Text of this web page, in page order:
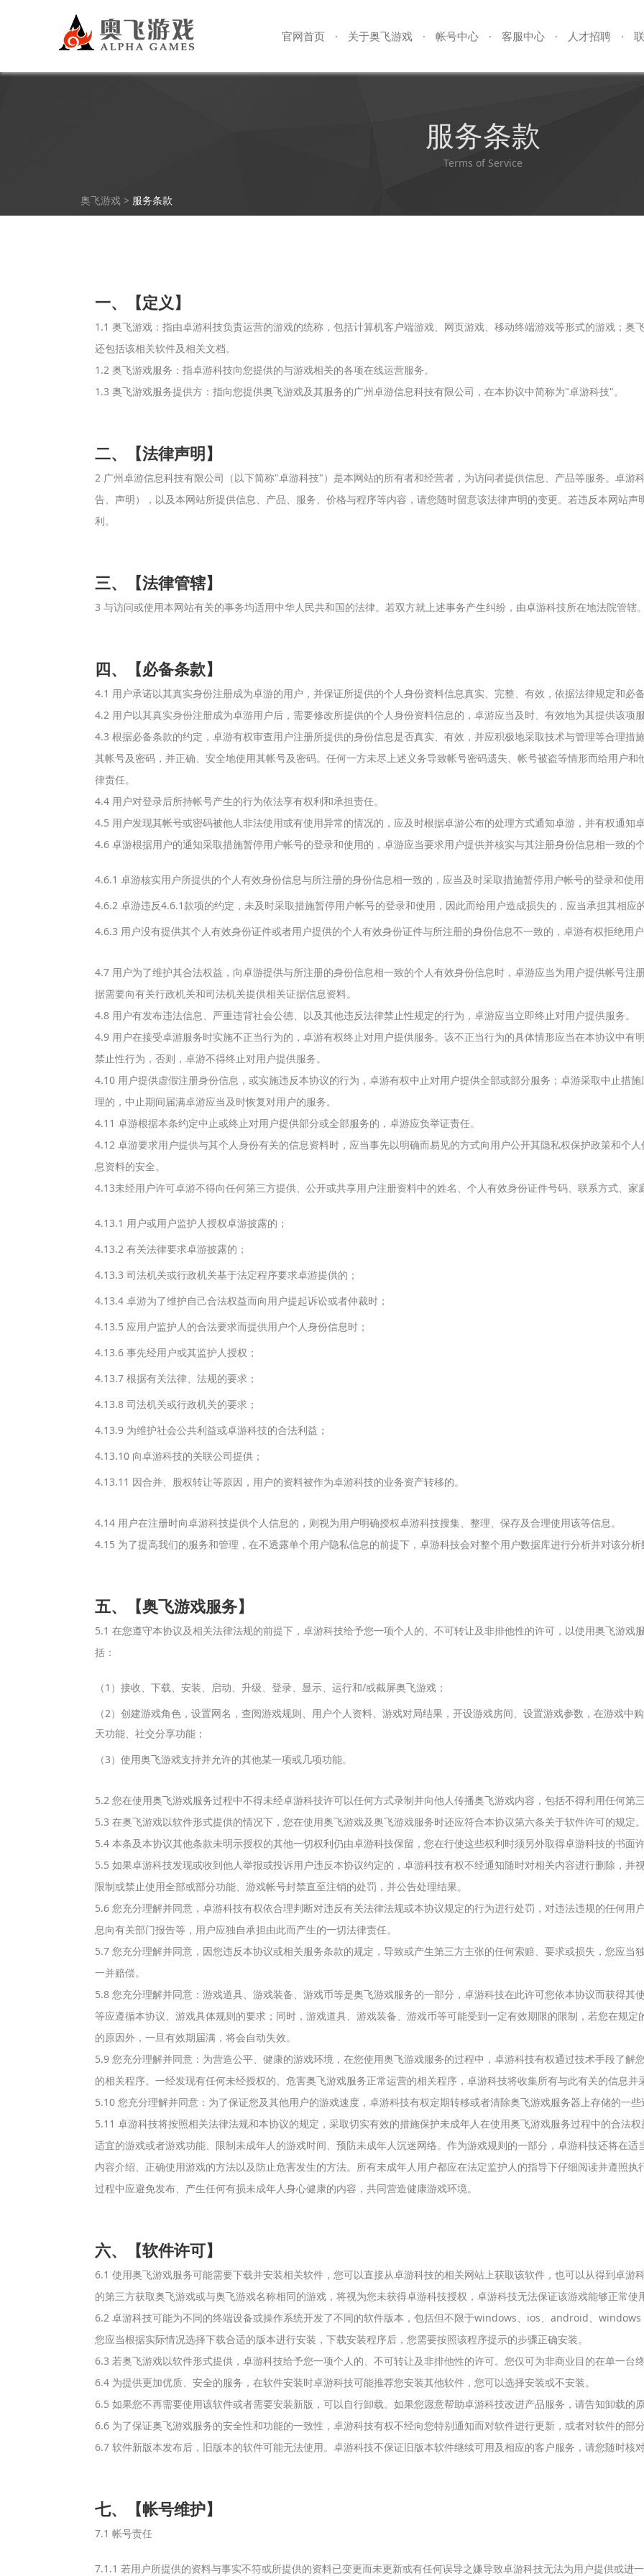
官网首页 · 关于奥飞游戏 · 帐号中心 · 客服中心 · 人才招聘 ·
服务条款
Terms of Service
奥飞游戏 > 服务条款
一、【定义】
1.1 奥飞游戏：指由卓游科技负责运营的游戏的统称，包括计算机客户端游戏、网页游戏、移动终端游戏等形式的游戏；奥
还包括该相关软件及相关文档。
1.2 奥飞游戏服务：指卓游科技向您提供的与游戏相关的各项在线运营服务。
1.3 奥飞游戏服务提供方：指向您提供奥飞游戏及其服务的广州卓游信息科技有限公司，在本协议中简称为"卓游科技"。
二、【法律声明】
2 广州卓游信息科技有限公司（以下简称"卓游科技"）是本网站的所有者和经营者，为访问者提供信息、产品等服务。卓游
告、声明），以及本网站所提供信息、产品、服务、价格与程序等内容，请您随时留意该法律声明的变更。若违反本网站
利。
三、【法律管辖】
3 与访问或使用本网站有关的事务均适用中华人民共和国的法律。若双方就上述事务产生纠纷，由卓游科技所在地法院管辖。
四、【必备条款】
4.1 用户承诺以其真实身份注册成为卓游的用户，并保证所提供的个人身份资料信息真实、完整、有效，依据法律规定和必
4.2 用户以其真实身份注册成为卓游用户后，需要修改所提供的个人身份资料信息的，卓游应当及时、有效地为其提供该项服
4.3 根据必备条款的约定，卓游有权审查用户注册所提供的身份信息是否真实、有效，并应积极地采取技术与管理等合理措
其帐号及密码，并正确、安全地使用其帐号及密码。任何一方未尽上述义务导致帐号密码遗失、帐号被盗等情形而给用户
律责任。
4.4 用户对登录后所持帐号产生的行为依法享有权利和承担责任。
4.5 用户发现其帐号或密码被他人非法使用或有使用异常的情况的，应及时根据卓游公布的处理方式通知卓游，并有权通知
4.6 卓游根据用户的通知采取措施暂停用户帐号的登录和使用的，卓游应当要求用户提供并核实与其注册身份信息相一致的个
4.6.1 卓游核实用户所提供的个人有效身份信息与所注册的身份信息相一致的，应当及时采取措施暂停用户帐号的登录和使用
4.6.2 卓游违反4.6.1款项的约定，未及时采取措施暂停用户帐号的登录和使用，因此而给用户造成损失的，应当承担其相应
4.6.3 用户没有提供其个人有效身份证件或者用户提供的个人有效身份证件与所注册的身份信息不一致的，卓游有权拒绝用户
4.7 用户为了维护其合法权益，向卓游提供与所注册的身份信息相一致的个人有效身份信息时，卓游应当为用户提供帐号注
据需要向有关行政机关和司法机关提供相关证据信息资料。
4.8 用户有发布违法信息、严重违背社会公德、以及其他违反法律禁止性规定的行为，卓游应当立即终止对用户提供服务。
4.9 用户在接受卓游服务时实施不正当行为的，卓游有权终止对用户提供服务。该不正当行为的具体情形应当在本协议中有
禁止性行为，否则，卓游不得终止对用户提供服务。
4.10 用户提供虚假注册身份信息，或实施违反本协议的行为，卓游有权中止对用户提供全部或部分服务；卓游采取中止措
理的，中止期间届满卓游应当及时恢复对用户的服务。
4.11 卓游根据本条约定中止或终止对用户提供部分或全部服务的，卓游应负举证责任。
4.12 卓游要求用户提供与其个人身份有关的信息资料时，应当事先以明确而易见的方式向用户公开其隐私权保护政策和个
息资料的安全。
4.13未经用户许可卓游不得向任何第三方提供、公开或共享用户注册资料中的姓名、个人有效身份证件号码、联系方式、家
4.13.1 用户或用户监护人授权卓游披露的；
4.13.2 有关法律要求卓游披露的；
4.13.3 司法机关或行政机关基于法定程序要求卓游提供的；
4.13.4 卓游为了维护自己合法权益而向用户提起诉讼或者仲裁时；
4.13.5 应用户监护人的合法要求而提供用户个人身份信息时；
4.13.6 事先经用户或其监护人授权；
4.13.7 根据有关法律、法规的要求；
4.13.8 司法机关或行政机关的要求；
4.13.9 为维护社会公共利益或卓游科技的合法利益；
4.13.10 向卓游科技的关联公司提供；
4.13.11 因合并、股权转让等原因，用户的资料被作为卓游科技的业务资产转移的。
4.14 用户在注册时向卓游科技提供个人信息的，则视为用户明确授权卓游科技搜集、整理、保存及合理使用该等信息。
4.15 为了提高我们的服务和管理，在不透露单个用户隐私信息的前提下，卓游科技会对整个用户数据库进行分析并对该分析
五、【奥飞游戏服务】
5.1 在您遵守本协议及相关法律法规的前提下，卓游科技给予您一项个人的、不可转让及非排他性的许可，以使用奥飞游戏
括：
（1）接收、下载、安装、启动、升级、登录、显示、运行和/或截屏奥飞游戏；
（2）创建游戏角色，设置网名，查阅游戏规则、用户个人资料、游戏对局结果，开设游戏房间、设置游戏参数，在游戏中
天功能、社交分享功能；
（3）使用奥飞游戏支持并允许的其他某一项或几项功能。
5.2 您在使用奥飞游戏服务过程中不得未经卓游科技许可以任何方式录制并向他人传播奥飞游戏内容，包括不得利用任何第
5.3 在奥飞游戏以软件形式提供的情况下，您在使用奥飞游戏及奥飞游戏服务时还应符合本协议第六条关于软件许可的规定。
5.4 本条及本协议其他条款未明示授权的其他一切权利仍由卓游科技保留，您在行使这些权利时须另外取得卓游科技的书面许
5.5 如果卓游科技发现或收到他人举报或投诉用户违反本协议约定的，卓游科技有权不经通知随时对相关内容进行删除，并
限制或禁止使用全部或部分功能、游戏帐号封禁直至注销的处罚，并公告处理结果。
5.6 您充分理解并同意，卓游科技有权依合理判断对违反有关法律法规或本协议规定的行为进行处罚，对违法违规的任何用
息向有关部门报告等，用户应独自承担由此而产生的一切法律责任。
5.7 您充分理解并同意，因您违反本协议或相关服务条款的规定，导致或产生第三方主张的任何索赔、要求或损失，您应当
一并赔偿。
5.8 您充分理解并同意：游戏道具、游戏装备、游戏币等是奥飞游戏服务的一部分，卓游科技在此许可您依本协议而获得其
等应遵循本协议、游戏具体规则的要求；同时，游戏道具、游戏装备、游戏币等可能受到一定有效期限的限制，若您在规
的原因外，一旦有效期届满，将会自动失效。
5.9 您充分理解并同意：为营造公平、健康的游戏环境，在您使用奥飞游戏服务的过程中，卓游科技有权通过技术手段了解
的相关程序。一经发现有任何未经授权的、危害奥飞游戏服务正常运营的相关程序，卓游科技将收集所有与此有关的信息并
5.10 您充分理解并同意：为了保证您及其他用户的游戏速度，卓游科技有权定期转移或者清除奥飞游戏服务器上存储的一些
5.11 卓游科技将按照相关法律法规和本协议的规定，采取切实有效的措施保护未成年人在使用奥飞游戏服务过程中的合法
适宜的游戏或者游戏功能、限制未成年人的游戏时间、预防未成年人沉迷网络。作为游戏规则的一部分，卓游科技还将在
内容介绍、正确使用游戏的方法以及防止危害发生的方法。所有未成年人用户都应在法定监护人的指导下仔细阅读并遵照
过程中应避免发布、产生任何有损未成年人身心健康的内容，共同营造健康游戏环境。
六、【软件许可】
6.1 使用奥飞游戏服务可能需要下载并安装相关软件，您可以直接从卓游科技的相关网站上获取该软件，也可以从得到卓游
的第三方获取奥飞游戏或与奥飞游戏名称相同的游戏，将视为您未获得卓游科技授权，卓游科技无法保证该游戏能够正常使
6.2 卓游科技可能为不同的终端设备或操作系统开发了不同的软件版本，包括但不限于windows、ios、android、
您应当根据实际情况选择下载合适的版本进行安装，下载安装程序后，您需要按照该程序提示的步骤正确安装。
6.3 若奥飞游戏以软件形式提供，卓游科技给予您一项个人的、不可转让及非排他性的许可。您仅可为非商业目的在单一台
6.4 为提供更加优质、安全的服务，在软件安装时卓游科技可能推荐您安装其他软件，您可以选择安装或不安装。
6.5 如果您不再需要使用该软件或者需要安装新版，可以自行卸载。如果您愿意帮助卓游科技改进产品服务，请告知卸载的原
6.6 为了保证奥飞游戏服务的安全性和功能的一致性，卓游科技有权不经向您特别通知而对软件进行更新，或者对软件的部
6.7 软件新版本发布后，旧版本的软件可能无法使用。卓游科技不保证旧版本软件继续可用及相应的客户服务，请您随时核对
七、【帐号维护】
7.1 帐号责任
7.1.1 若用户所提供的资料与事实不符或所提供的资料已变更而未更新或有任何误导之嫌导致卓游科技无法为用户提供或进